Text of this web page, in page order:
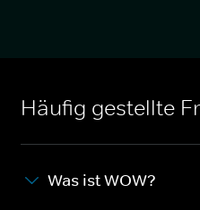
Häufig gestellte
Was ist WOW?